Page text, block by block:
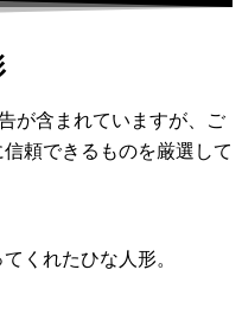
が含まれていますが、ご
頼できるものを厳選して
くれたひな人形。